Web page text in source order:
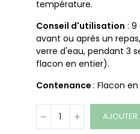
température.
Conseil d'utilisation :
avant ou après un
verre d'eau, pendant 3
flacon en entier).
Contenance : Flacon
AJOUTER